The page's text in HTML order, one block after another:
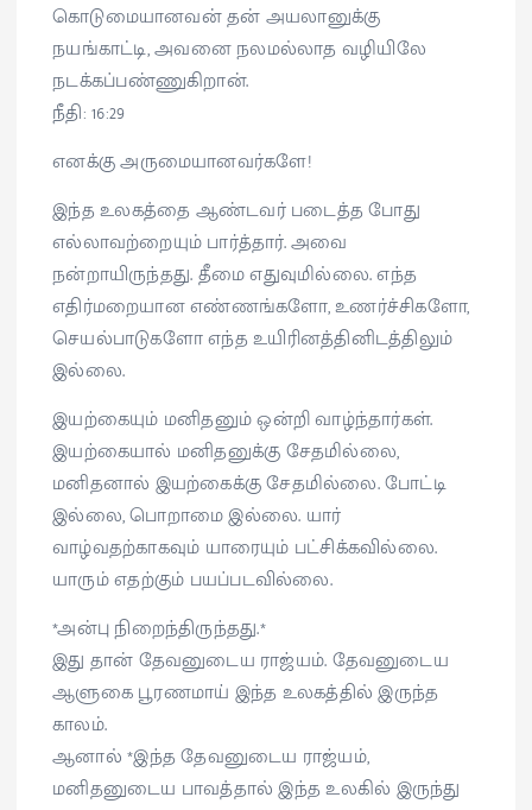
கொடுமையானவன் தன் அயலானுக்கு
நயங்காட்டி, அவனை நலமல்லாத வழியிலே
நடக்கப்பண்ணுகிறான்.
நீதி: 16:29
எனக்கு அருமையானவர்களே!
இந்த உலகத்தை ஆண்டவர் படைத்த போது
எல்லாவற்றையும் பார்த்தார். அவை
நன்றாயிருந்தது. தீமை எதுவுமில்லை. எந்த
எதிர்மறையான எண்ணங்களோ, உணர்ச்சிகளோ,
செயல்பாடுகளோ எந்த உயிரினத்தினிடத்திலும்
இல்லை.
இயற்கையும் மனிதனும் ஒன்றி வாழ்ந்தார்கள்.
இயற்கையால் மனிதனுக்கு சேதமில்லை,
மனிதனால் இயற்கைக்கு சேதமில்லை. போட்டி
இல்லை, பொறாமை இல்லை. யார்
வாழ்வதற்காகவும் யாரையும் பட்சிக்கவில்லை.
யாரும் எதற்கும் பயப்படவில்லை.
*அன்பு நிறைந்திருந்தது.*
இது தான் தேவனுடைய ராஜ்யம். தேவனுடைய
ஆளுகை பூரணமாய் இந்த உலகத்தில் இருந்த
காலம்.
ஆனால் *இந்த தேவனுடைய ராஜ்யம்,
மனிதனுடைய பாவத்தால் இந்த உலகில் இருந்து